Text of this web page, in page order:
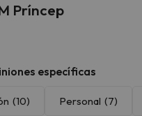
Príncep
específicas
(10) Personal (7)